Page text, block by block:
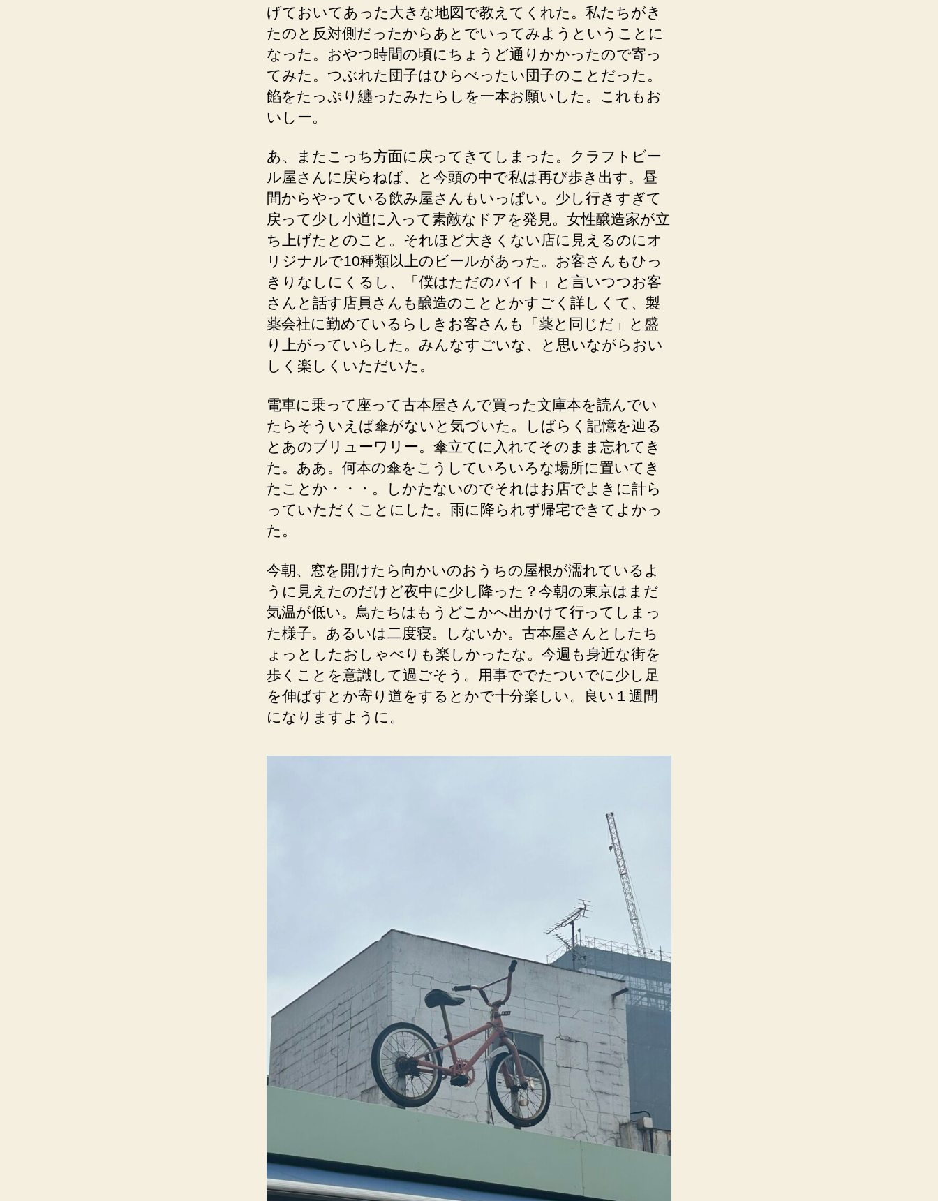
げておいてあった大きな地図で教えてくれた。私たちがき
たのと反対側だったからあとでいってみようということに
なった。おやつ時間の頃にちょうど通りかかったので寄っ
てみた。つぶれた団子はひらべったい団子のことだった。
餡をたっぷり纏ったみたらしを一本お願いした。これもお
いしー。
あ、またこっち方面に戻ってきてしまった。クラフトビー
ル屋さんに戻らねば、と今頭の中で私は再び歩き出す。昼
間からやっている飲み屋さんもいっぱい。少し行きすぎて
戻って少し小道に入って素敵なドアを発見。女性醸造家が立
ち上げたとのこと。それほど大きくない店に見えるのにオ
リジナルで10種類以上のビールがあった。お客さんもひっ
きりなしにくるし、「僕はただのバイト」と言いつつお客
さんと話す店員さんも醸造のこととかすごく詳しくて、製
薬会社に勤めているらしきお客さんも「薬と同じだ」と盛
り上がっていらした。みんなすごいな、と思いながらおい
しく楽しくいただいた。
電車に乗って座って古本屋さんで買った文庫本を読んでい
たらそういえば傘がないと気づいた。しばらく記憶を辿る
とあのブリューワリー。傘立てに入れてそのまま忘れてき
た。ああ。何本の傘をこうしていろいろな場所に置いてき
たことか・・・。しかたないのでそれはお店でよきに計ら
っていただくことにした。雨に降られず帰宅できてよかっ
た。
今朝、窓を開けたら向かいのおうちの屋根が濡れているよ
うに見えたのだけど夜中に少し降った？今朝の東京はまだ
気温が低い。鳥たちはもうどこかへ出かけて行ってしまっ
た様子。あるいは二度寝。しないか。古本屋さんとしたち
ょっとしたおしゃべりも楽しかったな。今週も身近な街を
歩くことを意識して過ごそう。用事ででたついでに少し足
を伸ばすとか寄り道をするとかで十分楽しい。良い１週間
になりますように。